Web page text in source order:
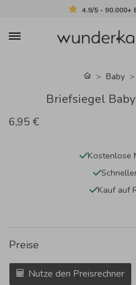
4.9/5 - 90.000+
Baby
Briefsiegel
6,95 €
Kostenlose
Kauf auf
Preise
Nutze den Preisrechner